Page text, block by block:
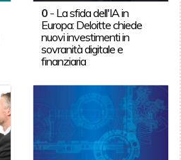
0 - La sfida dell'IA in
Europa: Deloitte chiede
nuovi investimenti in
sovranità digitale e
finanziaria